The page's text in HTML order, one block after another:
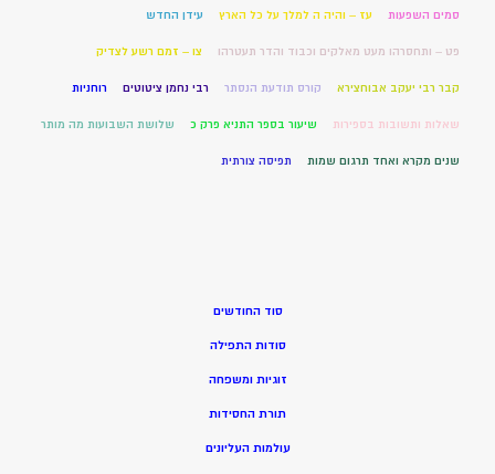
סמים השפעות עז – והיה ה למלך על כל הארץ עידן החדש
פט – ותחסרהו מעט מאלקים וכבוד והדר תעטרהו צו – זמם רשע לצדיק
קבר רבי יעקב אבוחצירא קורס תודעת הנסתר רבי נחמן ציטוטים רוחניות
שאלות ותשובות בספירות שיעור בספר התניא פרק כ שלושת השבועות מה מותר
שנים מקרא ואחד תרגום שמות תפיסה צורתית
סוד החודשים
סודות התפילה
זוגיות ומשפחה
תורת החסידות
עולמות העליונים